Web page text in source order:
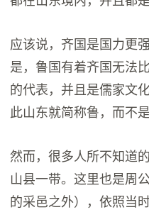
应该说，齐国是国力更
是，鲁国有着齐国无法
的代表，并且是儒家文
此山东就简称鲁，而不是
然而，很多人所不知道
山县一带。这里也是周
的采邑之外），依照当